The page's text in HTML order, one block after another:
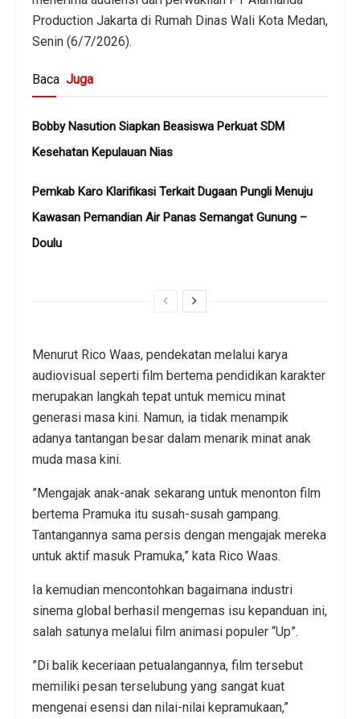
Production Jakarta di Rumah Dinas Wali Kota Medan,
Senin (6/7/2026).
Baca Juga
Bobby Nasution Siapkan Beasiswa Perkuat SDM
Kesehatan Kepulauan Nias
Pemkab Karo Klarifikasi Terkait Dugaan Pungli Menuju
Kawasan Pemandian Air Panas Semangat Gunung –
Doulu ‎
​Menurut Rico Waas, pendekatan melalui karya
audiovisual seperti film bertema pendidikan karakter
merupakan langkah tepat untuk memicu minat
generasi masa kini. Namun, ia tidak menampik
adanya tantangan besar dalam menarik minat anak
muda masa kini.
​”Mengajak anak-anak sekarang untuk menonton film
bertema Pramuka itu susah-susah gampang.
Tantangannya sama persis dengan mengajak mereka
untuk aktif masuk Pramuka,” kata Rico Waas.
​Ia kemudian mencontohkan bagaimana industri
sinema global berhasil mengemas isu kepanduan ini,
salah satunya melalui film animasi populer “Up”.
​”Di balik keceriaan petualangannya, film tersebut
memiliki pesan terselubung yang sangat kuat
mengenai esensi dan nilai-nilai kepramukaan,”